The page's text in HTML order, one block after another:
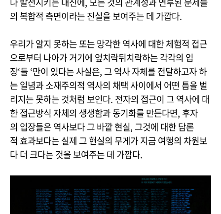
의 복합적 측면이라는 진실을 보여주는 데 가깝다.
우리가 알지 못하는 또는 망각한 역사에 대한 체험적 접근
으로부터 나아가 거기에 엎치락뒤치락하는 각각의 입
장‘들 ‘만이 있다는 사실은, 그 역사 자체를 전달하고자 하
는 일념과 소재주의적 역사의 채택 사이에서 어떤 틈을 벌
리지는 못하는 것처럼 보인다. 전자의 접근이 그 역사에 대
한 접근방식 자체의 생생함과 동기화를 만든다면, 후자
의 입장들은 역사보다 그 바깥 현실, 그것에 대한 담론
적 효과보다는 실제 그 현실의 무게가 지금 여행의 차원보
다 더 크다는 것을 보여주는 데 가깝다.